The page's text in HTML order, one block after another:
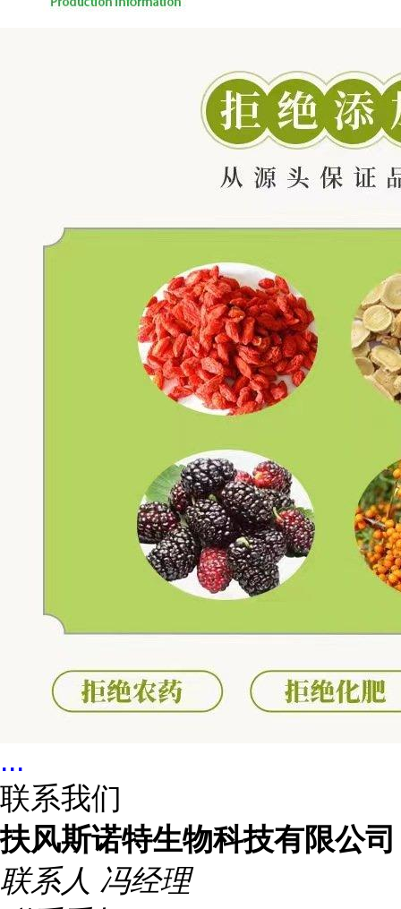
...
联系我们
扶风斯诺特生物科技有限公司
联系人 冯经理